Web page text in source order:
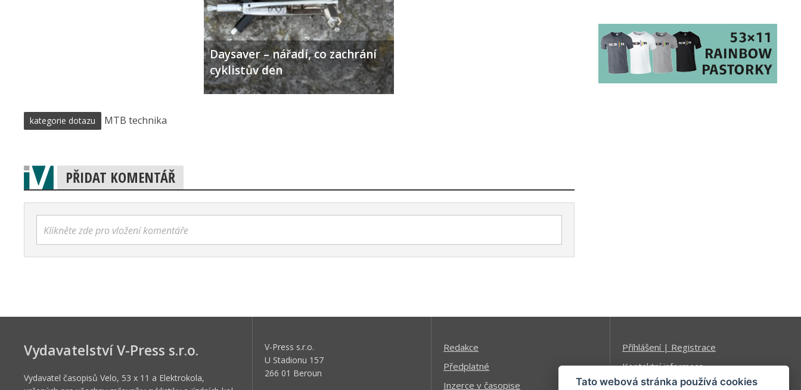
Daysaver – nářadí, co zachrání
cyklistův den
kategorie dotazu MTB technika
PŘIDAT KOMENTÁŘ
Klikněte zde pro vložení komentáře
Vydavatelství V-Press s.r.o.
Vydavatel časopisů Velo, 53 x 11 a Elektrokola,
V-Press s.r.o.
U Stadionu 157
266 01 Beroun
Redakce
Předplatné
Inzerce v časopise
Příhlášení | Registrace
Kontaktní informace
Mapa stránek
Tato webová stránka používá cookies